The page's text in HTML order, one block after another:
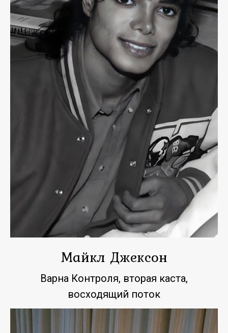
Майкл Джексон
Варна Контроля, вторая каста,
восходящий поток